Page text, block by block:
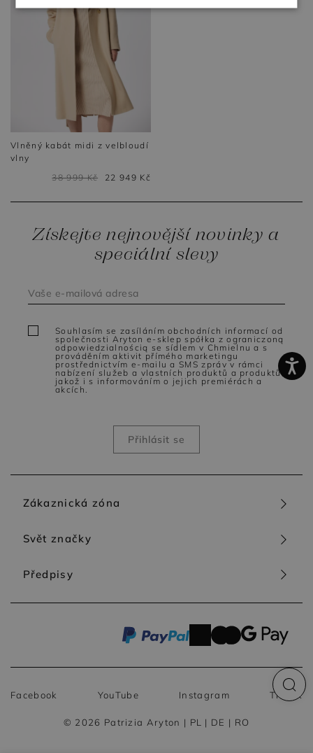
Vlněný kabát midi z velbloudí
vlny
38 999 Kč
22 949 Kč
Zákaznická zóna
Svět značky
Předpisy
Získejte nejnovější novinky a
speciální slevy
Souhlasím se zasíláním obchodních informací od
společnosti Aryton e-sklep spółka z ograniczoną
odpowiedzialnością se sídlem v Chmielnu a s
prováděním aktivit přímého marketingu
prostřednictvím e-mailu a SMS zpráv v rámci
nabízení služeb a vlastních produktů a produktů,
jakož i s informováním o jejich premiérách a
akcích.
Facebook YouTube Instagram TikTok
© 2026 Patrizia Aryton | PL | DE | RO